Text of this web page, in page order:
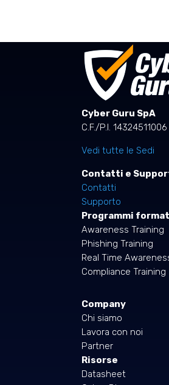
Cyber Guru SpA
C.F./P.I. 14324511006
Vedi tutte le Sedi
Contatti e
Contatti
Supporto
Programmi
Awareness Training
Phishing Training
Real Time
Compliance Training
Company
Chi siamo
Lavora con noi
Partner
Risorse
Datasheet